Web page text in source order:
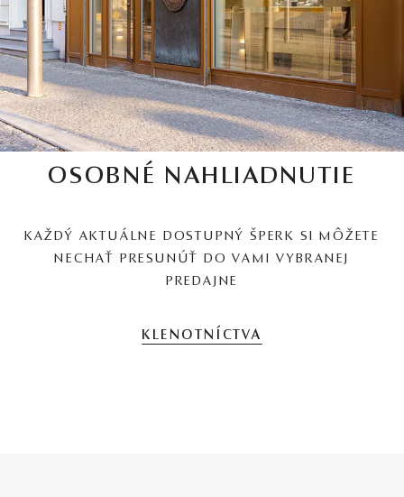
OSOBNÉ NAHLIADNUTIE
KAŽDÝ AKTUÁLNE DOSTUPNÝ ŠPERK SI MÔŽETE
NECHAŤ PRESUNÚŤ DO VAMI VYBRANEJ
PREDAJNE
KLENOTNÍCTVA